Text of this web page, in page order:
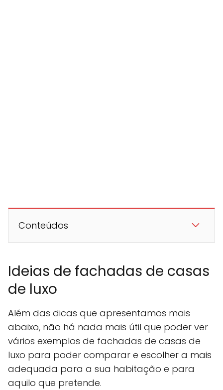
Conteúdos
Ideias de fachadas de casas
de luxo
Além das dicas que apresentamos mais
abaixo, não há nada mais útil que poder ver
vários exemplos de fachadas de casas de
luxo para poder comparar e escolher a mais
adequada para a sua habitação e para
aquilo que pretende.